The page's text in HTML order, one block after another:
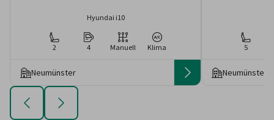
Hyundai i10
2 4 Manuell Klima
Neumünster
5
Neumünster